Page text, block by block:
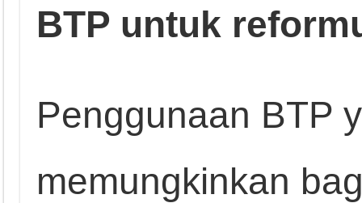
BTP untuk
Penggunaan BTP
memungkinkan